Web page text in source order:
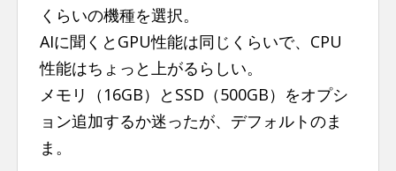
くらいの機種を選択。
AIに聞くとGPU性能は同じくらいで、CPU
性能はちょっと上がるらしい。
メモリ（16GB）とSSD（500GB）をオプシ
ョン追加するか迷ったが、デフォルトのま
ま。